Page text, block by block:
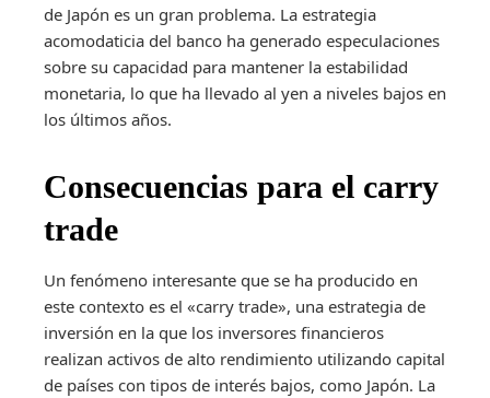
de Japón es un gran problema. La estrategia
acomodaticia del banco ha generado especulaciones
sobre su capacidad para mantener la estabilidad
monetaria, lo que ha llevado al yen a niveles bajos en
los últimos años.
Consecuencias para el carry
trade
Un fenómeno interesante que se ha producido en
este contexto es el «carry trade», una estrategia de
inversión en la que los inversores financieros
realizan activos de alto rendimiento utilizando capital
de países con tipos de interés bajos, como Japón. La